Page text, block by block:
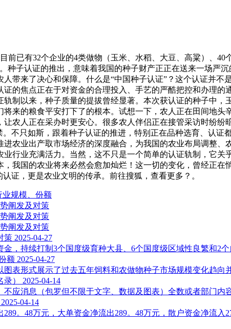
已有32个企业的4类做物（玉米、水稻、大豆、高粱）、40
种子认证的推出，意味着我国的种子财产正正在送来一场严
带来了决心和保障。什么是“中国种子认证”？这个认证并
的焦点正在于对资金的合理投入、手艺的严酷把控和办理
制以来，种子质量的提拔曾经显著。本次获认证的种子中
来的粮食平安打下了的根本。试想一下，农人正在田间地
农人正在采办时更安心。很多农人伴侣正在接管采访时纷
不只如斯，跟着种子认证的推进，特别正在品种选育、认
农业出产取市场经济的深度融合，为我国的农业布局调整
行业充满活力。当然，这不只是一个简单的认证轨制，它
我国的农业将来必然会愈加灿烂！这一切的变化，曾经正
证，更是农业文明的传承。前往搜狐，查看更多？。
业规模、份额
阐发及对策
阐发及对策
阐发及对策
策 2025-04-27
，持续打制3个国度级育种大县、6个国度级区域性良繁和2
额 2025-04-27
表形式展示了过去五年饲料和农做物种子市场规模变化趋向
）
2025-04-14
应消息（包罗但不限于文字、数据及图表）全数或者部门内
2025-04-14
。48万元，大单资金净流出289。48万元，散户资金净流